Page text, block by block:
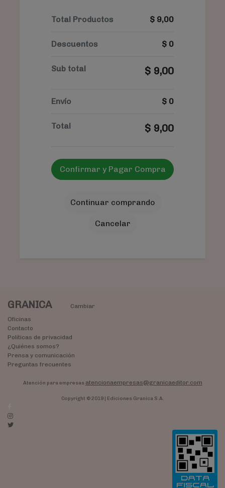
Total Productos $ 9,00
Descuentos $ 0
Sub total $ 9,00
Envío $ 0
Total $ 9,00
Confirmar y Pagar Compra
Continuar comprando
Cancelar
GRANICA
Cambiar
Oficinas
Contacto
Políticas de privacidad
¿Quiénes somos?
Prensa y comunicación
Preguntas frecuentes
Atención para empresas atencionaempresas@granicaeditor.com
Copyright © 2019 | Ediciones Granica S.A.